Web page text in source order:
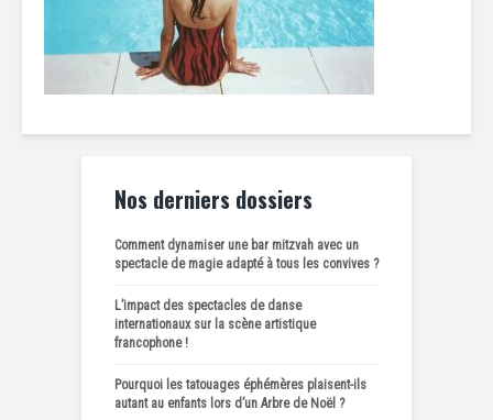
Nos derniers dossiers
Comment dynamiser une bar mitzvah avec un
spectacle de magie adapté à tous les convives ?
L’impact des spectacles de danse
internationaux sur la scène artistique
francophone !
Pourquoi les tatouages éphémères plaisent-ils
autant au enfants lors d’un Arbre de Noël ?